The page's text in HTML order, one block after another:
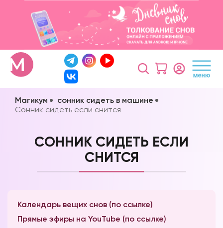
Магикум
сонник сидеть в машине
Сонник сидеть если снится
СОННИК СИДЕТЬ ЕСЛИ
СНИТСЯ
Календарь вещих снов (по ссылке)
Прямые эфиры на YouTube (по ссылке)